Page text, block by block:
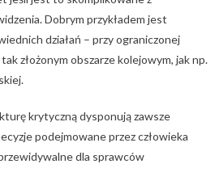
Dobrym przykładem jest
działań – przy ograniczonej
złożonym obszarze kolejowym, jak np.
krytyczną dysponują zawsze
podejmowane przez człowieka
dla sprawców